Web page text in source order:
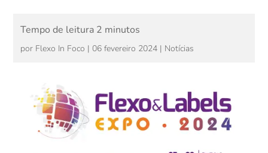
por Flexo In Foco |06 fevereiro 2024 | Notícias